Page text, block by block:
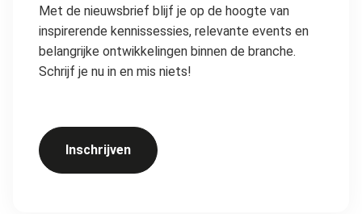
Met de nieuwsbrief blijf je op de hoogte van
inspirerende kennissessies, relevante events en
belangrijke ontwikkelingen binnen de branche.
Schrijf je nu in en mis niets!
Inschrijven